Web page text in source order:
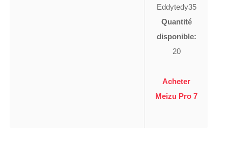
Eddytedy35
Quantité
disponible:
20
Acheter
Meizu Pro 7